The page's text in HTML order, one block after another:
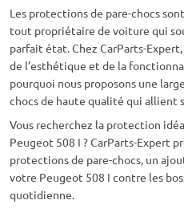
Les protections de pare-chocs
tout propriétaire de voiture qui
parfait état. Chez CarParts-
de l’esthétique et de la
pourquoi nous proposons une
chocs de haute qualité qui allient
Vous recherchez la protection
Peugeot 508 I ? CarParts-Expert
protections de pare-chocs, un
votre Peugeot 508 I contre les
quotidienne.